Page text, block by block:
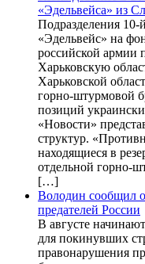
«Эдельвейса» из
Подразделения
«Эдельвейс» на
российской армии
Харьковскую
Харьковской
горно-штурмовой
позиций
«Новости»
структур.
находящиеся в
отдельной горно-
[…]
Володин сообщил
предателей России
В августе
для покинувших
правонарушения